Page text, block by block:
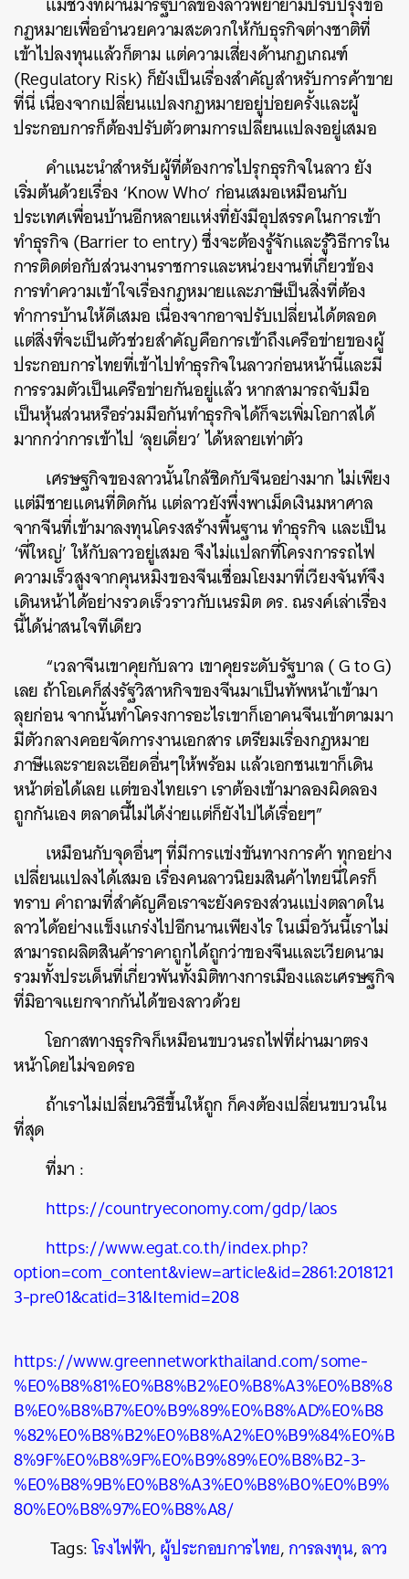
กฏหมายเพื่ออำนวยความสะดวกให้กับธุรกิจต่างชาติที่
เข้าไปลงทุนแล้วก็ตาม แต่ความเสี่ยงด้านกฏเกณฑ์
(Regulatory Risk) ก็ยังเป็นเรื่องสำคัญสำหรับการค้าขาย
ที่นี่ เนื่องจากเปลี่ยนแปลงกฏหมายอยู่บ่อยครั้งและผู้
ประกอบการก็ต้องปรับตัวตามการเปลี่ยนแปลงอยู่เสมอ
คำแนะนำสำหรับผู้ที่ต้องการไปรุกธุรกิจในลาว ยัง
เริ่มต้นด้วยเรื่อง ‘Know Who’ ก่อนเสมอเหมือนกับ
ประเทศเพื่อนบ้านอีกหลายแห่งที่ยังมีอุปสรรคในการเข้า
ทำธุรกิจ (Barrier to entry) ซึ่งจะต้องรู้จักและรู้วิธีการใน
การติดต่อกับส่วนงานราชการและหน่วยงานที่เกี่ยวข้อง
การทำความเข้าใจเรื่องกฎหมายและภาษีเป็นสิ่งที่ต้อง
ทำการบ้านให้ดีเสมอ เนื่องจากอาจปรับเปลี่ยนได้ตลอด
แต่สิ่งที่จะเป็นตัวช่วยสำคัญคือการเข้าถึงเครือข่ายของผู้
ประกอบการไทยที่เข้าไปทำธุรกิจในลาวก่อนหน้านี้และมี
การรวมตัวเป็นเครือข่ายกันอยู่แล้ว หากสามารถจับมือ
เป็นหุ้นส่วนหรือร่วมมือกันทำธุรกิจได้ก็จะเพิ่มโอกาสได้
มากกว่าการเข้าไป ‘ลุยเดี่ยว’ ได้หลายเท่าตัว
เศรษฐกิจของลาวนั้นใกล้ชิดกับจีนอย่างมาก ไม่เพียง
แต่มีชายแดนที่ติดกัน แต่ลาวยังพึ่งพาเม็ดเงินมหาศาล
จากจีนที่เข้ามาลงทุนโครงสร้างพื้นฐาน ทำธุรกิจ และเป็น
‘พี่ใหญ่’ ให้กับลาวอยู่เสมอ จึงไม่แปลกที่โครงการรถไฟ
ความเร็วสูงจากคุนหมิงของจีนเชื่อมโยงมาที่เวียงจันท์จึง
เดินหน้าได้อย่างรวดเร็วราวกับเนรมิต ดร. ณรงค์เล่าเรื่อง
นี้ได้น่าสนใจทีเดียว
“เวลาจีนเขาคุยกับลาว เขาคุยระดับรัฐบาล ( G to G)
เลย ถ้าโอเคก็ส่งรัฐวิสาหกิจของจีนมาเป็นทัพหน้าเข้ามา
ลุยก่อน จากนั้นทำโครงการอะไรเขาก็เอาคนจีนเข้าตามมา
มีตัวกลางคอยจัดการงานเอกสาร เตรียมเรื่องกฏหมาย
ภาษีและรายละเอียดอื่นๆให้พร้อม แล้วเอกชนเขาก็เดิน
หน้าต่อได้เลย แต่ของไทยเรา เราต้องเข้ามาลองผิดลอง
ถูกกันเอง ตลาดนี้ไม่ได้ง่ายแต่ก็ยังไปได้เรื่อยๆ”
เหมือนกับจุดอื่นๆ ที่มีการแข่งขันทางการค้า ทุกอย่าง
เปลี่ยนแปลงได้เสมอ เรื่องคนลาวนิยมสินค้าไทยนี่ใครก็
ทราบ คำถามที่สำคัญคือเราจะยังครองส่วนแบ่งตลาดใน
ลาวได้อย่างแข็งแกร่งไปอีกนานเพียงไร ในเมื่อวันนี้เราไม่
สามารถผลิตสินค้าราคาถูกได้ถูกว่าของจีนและเวียดนาม
รวมทั้งประเด็นที่เกี่ยวพันทั้งมิติทางการเมืองและเศรษฐกิจ
ที่มิอาจแยกจากกันได้ของลาวด้วย
โอกาสทางธุรกิจก็เหมือนขบวนรถไฟที่ผ่านมาตรง
หน้าโดยไม่จอดรอ
ถ้าเราไม่เปลี่ยนวิธีขึ้นให้ถูก ก็คงต้องเปลี่ยนขบวนใน
ที่สุด
ที่มา :
https://countryeconomy.com/gdp/laos
https://www.egat.co.th/index.php?
option=com_content&view=article&id=2861:2018121
3-pre01&catid=31&Itemid=208
https://www.greennetworkthailand.com/some-
%E0%B8%81%E0%B8%B2%E0%B8%A3%E0%B8%8
B%E0%B8%B7%E0%B9%89%E0%B8%AD%E0%B8
%82%E0%B8%B2%E0%B8%A2%E0%B9%84%E0%B
8%9F%E0%B8%9F%E0%B9%89%E0%B8%B2-3-
%E0%B8%9B%E0%B8%A3%E0%B8%B0%E0%B9%
80%E0%B8%97%E0%B8%A8/
Tags:โรงไฟฟ้า,ผู้ประกอบการไทย,การลงทุน,ลาว